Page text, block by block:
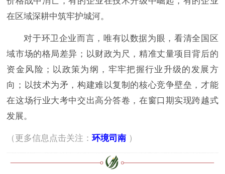
在区域深耕中筑牢护城河。
对于环卫企业而言，唯有以数据为眼，看清全国区
域市场的格局差异；以财政为尺，精准丈量项目背后的
资金风险；以政策为纲，牢牢把握行业升级的发展方
向；以技术为矛，构建难以复制的核心竞争壁垒，才能
在这场行业大考中交出高分答卷，在窗口期实现跨越式
发展。
（更多信息点击关注：环境司南 ）